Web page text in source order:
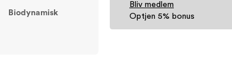
Bliv medlem
Optjen 5% bonus
Biodynamisk